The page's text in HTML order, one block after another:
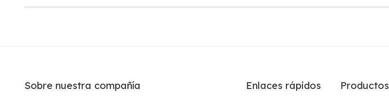
Sobre nuestra compañía Enlaces rápidos Productos